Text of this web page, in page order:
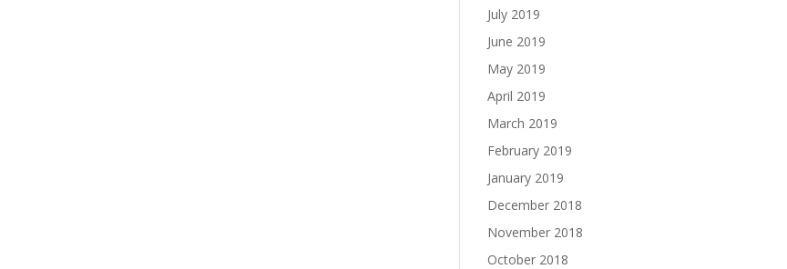
July 2019
June 2019
May 2019
April 2019
March 2019
February 2019
January 2019
December 2018
November 2018
October 2018